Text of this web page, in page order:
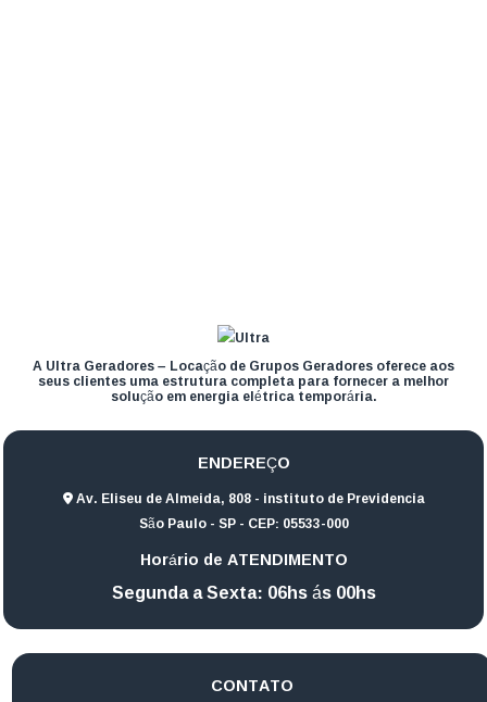
A Ultra Geradores – Locação de Grupos Geradores oferece aos
seus clientes uma estrutura completa para fornecer a melhor
solução em energia elétrica temporária.
ENDEREÇO
Av. Eliseu de Almeida, 808 - instituto de Previdencia
São Paulo - SP - CEP: 05533-000
Horário de ATENDIMENTO
Segunda a Sexta: 06hs ás 00hs
CONTATO